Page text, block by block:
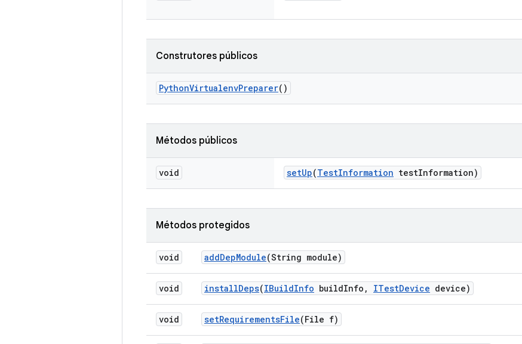
Construtores públicos
PythonVirtualenvPreparer()
Métodos públicos
void setUp(TestInformation testInformation)
Métodos protegidos
void addDepModule(String module)
void installDeps(IBuildInfo buildInfo , ITestDevice device)
void setRequirementsFile(File f)